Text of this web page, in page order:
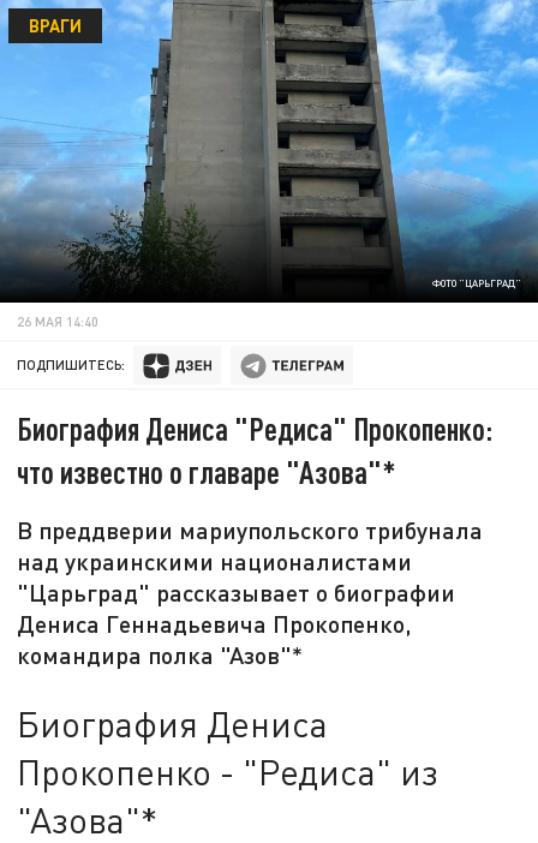
ФОТО "ЦАРЬГРАД"
ВРАГИ
26 МАЯ 14:40
ПОДПИШИТЕСЬ:
Биография Дениса "Редиса" Прокопенко:
что известно о главаре "Азова"*
В преддверии мариупольского трибунала
над украинскими националистами
"Царьград" рассказывает о биографии
Дениса Геннадьевича Прокопенко,
командира полка "Азов"*
Биография Дениса
Прокопенко - "Редиса" из
"Азова"*